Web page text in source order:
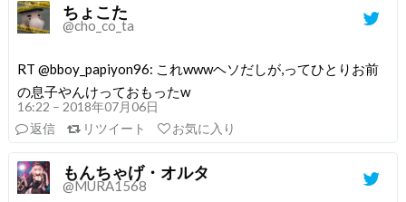
ちょこた
@cho_co_ta
RT @bboy_papiyon96: これwwwヘソだしが,ってひとりお前
の息子やんけっておもったw
16:22 – 2018年07月06日
返信
リツイート お気に入り
もんちゃげ・オルタ
@MURA1568